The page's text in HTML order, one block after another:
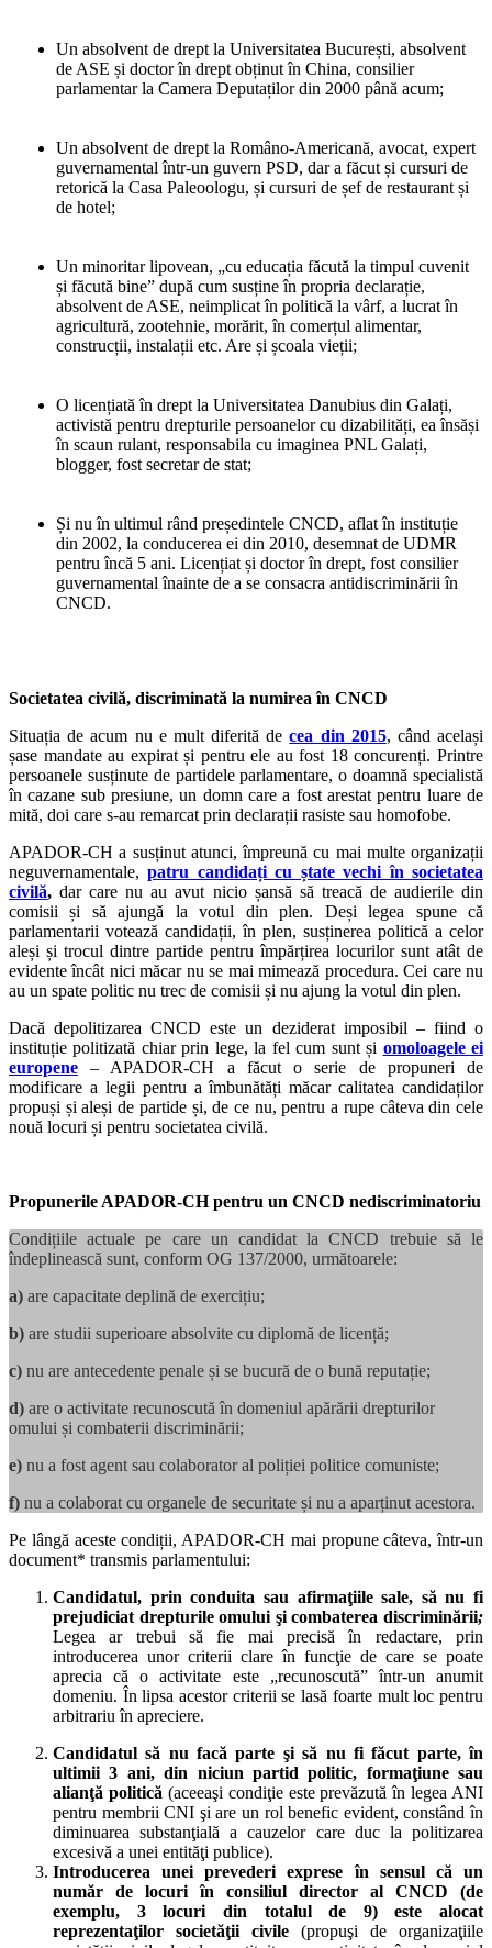
Un absolvent de drept la Universitatea București, absolvent
de ASE și doctor în drept obținut în China, consilier
parlamentar la Camera Deputaților din 2000 până acum;
Un absolvent de drept la Româno-Americană, avocat, expert
guvernamental într-un guvern PSD, dar a făcut și cursuri de
retorică la Casa Paleoologu, și cursuri de șef de restaurant și
de hotel;
Un minoritar lipovean, „cu educația făcută la timpul cuvenit
și făcută bine” după cum susține în propria declarație,
absolvent de ASE, neimplicat în politică la vârf, a lucrat în
agricultură, zootehnie, morărit, în comerțul alimentar,
construcții, instalații etc. Are și școala vieții;
O licențiată în drept la Universitatea Danubius din Galați,
activistă pentru drepturile persoanelor cu dizabilități, ea însăși
în scaun rulant, responsabila cu imaginea PNL Galați,
blogger, fost secretar de stat;
Și nu în ultimul rând președintele CNCD, aflat în instituție
din 2002, la conducerea ei din 2010, desemnat de UDMR
pentru încă 5 ani. Licențiat și doctor în drept, fost consilier
guvernamental înainte de a se consacra antidiscriminării în
CNCD.
Societatea civilă, discriminată la numirea în CNCD
Situația de acum nu e mult diferită decea din 2015, când același
șase mandate au expirat și pentru ele au fost 18 concurenți. Printre
persoanele susținute de partidele parlamentare, o doamnă specialistă
în cazane sub presiune, un domn care a fost arestat pentru luare de
mită, doi care s-au remarcat prin declarații rasiste sau homofobe.
APADOR-CH a susținut atunci, împreună cu mai multe organizații
neguvernamentale,patru candidați cu ștate vechi în societatea
civilă, dar care nu au avut nicio șansă să treacă de audierile din
comisii și să ajungă la votul din plen. Deși legea spune că
parlamentarii votează candidații, în plen, susținerea politică a celor
aleși și trocul dintre partide pentru împărțirea locurilor sunt atât de
evidente încât nici măcar nu se mai mimează procedura. Cei care nu
au un spate politic nu trec de comisii și nu ajung la votul din plen.
Dacă depolitizarea CNCD este un deziderat imposibil – fiind o
instituție politizată chiar prin lege, la fel cum sunt și omoloagele ei
europene – APADOR-CH a făcut o serie de propuneri de
modificare a legii pentru a îmbunătăți măcar calitatea candidaților
propuși și aleși de partide și, de ce nu, pentru a rupe câteva din cele
nouă locuri și pentru societatea civilă.
Propunerile APADOR-CH pentru un CNCD nediscriminatoriu
Condițiile actuale pe care un candidat la CNCD trebuie să le
îndeplinească sunt, conform OG 137/2000, următoarele:
a) are capacitate deplină de exercițiu;
b) are studii superioare absolvite cu diplomă de licență;
c) nu are antecedente penale și se bucură de o bună reputație;
d) are o activitate recunoscută în domeniul apărării drepturilor
omului și combaterii discriminării;
e) nu a fost agent sau colaborator al poliției politice comuniste;
f) nu a colaborat cu organele de securitate și nu a aparținut acestora.
Pe lângă aceste condiții, APADOR-CH mai propune câteva, într-un
document* transmis parlamentului:
Candidatul, prin conduita sau afirmaţiile sale, să nu fi
prejudiciat drepturile omului şi combaterea discriminării;
Legea ar trebui să fie mai precisă în redactare, prin
introducerea unor criterii clare în funcţie de care se poate
aprecia că o activitate este „recunoscută” într-un anumit
domeniu. În lipsa acestor criterii se lasă foarte mult loc pentru
arbitrariu în apreciere.
Candidatulsă nu facă parte şi să nu fi făcut parte, în
ultimii 3 ani, din niciun partid politic, formaţiune sau
alianţă politică (aceeaşi condiţie este prevăzută în legea ANI
pentru membrii CNI şi are un rol benefic evident, constând în
diminuarea substanţială a cauzelor care duc la politizarea
excesivă a unei entităţi publice).
Introducerea unei prevederi exprese în sensul că
un
număr de locuri în consiliul director al CNCD (de
exemplu, 3 locuri din totalul de 9) este alocat
reprezentaţilor societăţii civile (propuşi de organizaţiile